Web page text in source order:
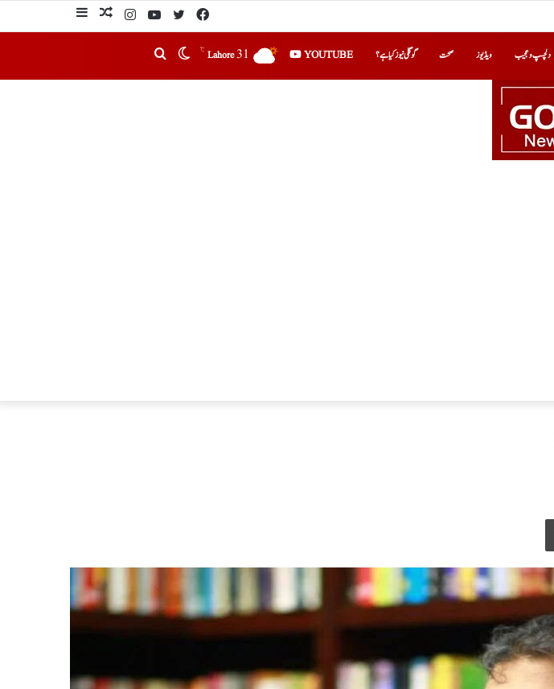
دلچسپ و عجیب ویڈیوز صحت گوگلی نیوز کیا ہے؟ YOUTUBE
Lahore31
℃